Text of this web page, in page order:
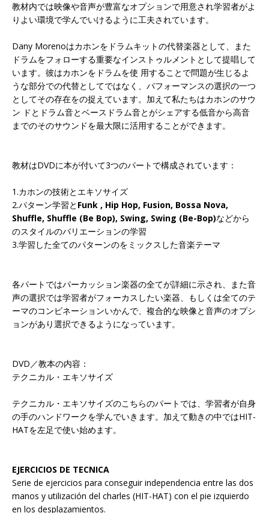
教材内では映像や音声が豊富なオプションで用意され学習者がよ
りよい環境で学んでいけるように工夫されています。
Dany Morenoはカホンをドラムキットの代替楽器として、また
ドラムをフォローする重要なインストゥルメントとして提唱して
います。彼はカホンをドラムを使 用することで問題が生じるよ
うな部分での代替としてではなく、パフォーマンスの選択の一つ
としてその存在をの捉えています。加えて私たちはカホンのサウ
ン ドとドラム音とベースドラム音とがシェアする低音から高音
までのそのサウンドを最大限に活用することができます。
教材はDVDに本が付いて3つのパートで構成されています：
1.カホンの技術とエキソサイズ
2.パターン学習と Funk , Hip Hop, Fusion, Bossa Nova,
Shuffle, Shuffle (Be Bop), Swing, Swing (Be-Bop)などから
のスタイルのバリエーションの学習
3.学習した全てのパターンのをミックスした音楽テーマ
各パートではパーカッション楽器の全てが詳細に示され、また音
声の選択では学習者がフォーカスしたい楽器、もしくは全てのテ
ーマのコンビネーションいかんで、複合的な映像と音声のオプシ
ョンがあり選択できるようになっています。
DVD／教本の内容：
テクニカル・エキソサイズ
テクニカル・エキソサイズのこちらのパートでは、学習者が自身
の手のハンドワークを学んでいきます。加えて動きの中ではHIT-
HATを左足で使い始めます。
EJERCICIOS DE TECNICA
Serie de ejercicios para conseguir independencia entre las dos
manos y utilización del charles (HIT-HAT) con el pie izquierdo
en los desplazamientos.